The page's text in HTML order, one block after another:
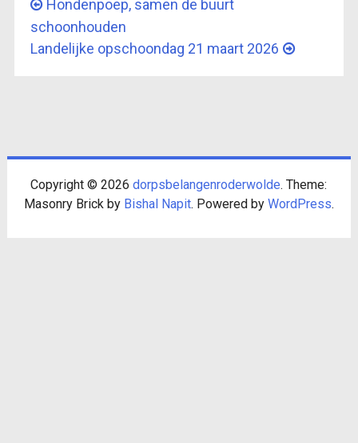
Hondenpoep, samen de buurt
schoonhouden
Landelijke opschoondag 21 maart 2026
Copyright © 2026dorpsbelangenroderwolde. Theme:
Masonry Brick by Bishal Napit. Powered by WordPress.